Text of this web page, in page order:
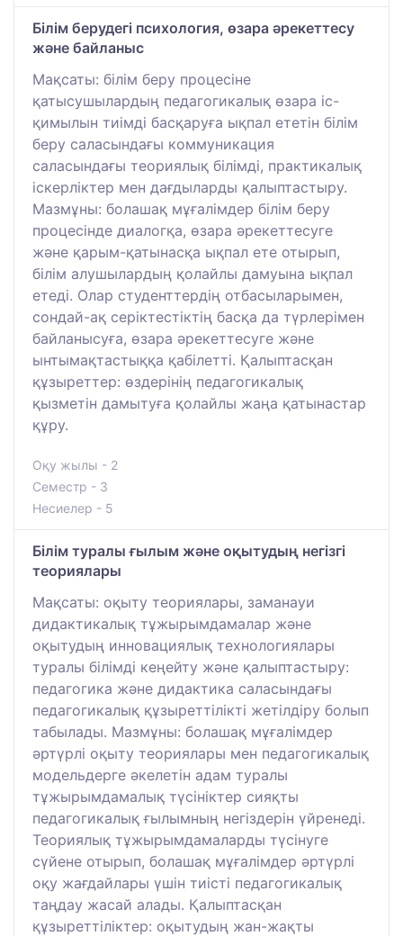
Білім берудегі психология, өзара әрекеттесу
және байланыс
Мақсаты: білім беру процесіне
қатысушылардың педагогикалық өзара іс-
қимылын тиімді басқаруға ықпал ететін білім
беру саласындағы коммуникация
саласындағы теориялық білімді, практикалық
іскерліктер мен дағдыларды қалыптастыру.
Мазмұны: болашақ мұғалімдер білім беру
процесінде диалогқа, өзара әрекеттесуге
және қарым-қатынасқа ықпал ете отырып,
білім алушылардың қолайлы дамуына ықпал
етеді. Олар студенттердің отбасыларымен,
сондай-ақ серіктестіктің басқа да түрлерімен
байланысуға, өзара әрекеттесуге және
ынтымақтастыққа қабілетті. Қалыптасқан
құзыреттер: өздерінің педагогикалық
қызметін дамытуға қолайлы жаңа қатынастар
құру.
Оқу жылы - 2
Семестр - 3
Несиелер - 5
Білім туралы ғылым және оқытудың негізгі
теориялары
Мақсаты: оқыту теориялары, заманауи
дидактикалық тұжырымдамалар және
оқытудың инновациялық технологиялары
туралы білімді кеңейту және қалыптастыру:
педагогика және дидактика саласындағы
педагогикалық құзыреттілікті жетілдіру болып
табылады. Мазмұны: болашақ мұғалімдер
әртүрлі оқыту теориялары мен педагогикалық
модельдерге әкелетін адам туралы
тұжырымдамалық түсініктер сияқты
педагогикалық ғылымның негіздерін үйренеді.
Теориялық тұжырымдамаларды түсінуге
сүйене отырып, болашақ мұғалімдер әртүрлі
оқу жағдайлары үшін тиісті педагогикалық
таңдау жасай алады. Қалыптасқан
құзыреттіліктер: оқытудың жан-жақты